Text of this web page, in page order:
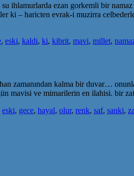
ihlamurlarda ezan gorkemli bir
ki – haricten evrak-i muzirra
, eski, kaldi, ki, kibrit, mavi, millet,
zamanından kalma bir duvar…
mavisi ve mimarilerin en ilahisi. bir
eski, gece, hayal, olur, renk, saf, sanki,